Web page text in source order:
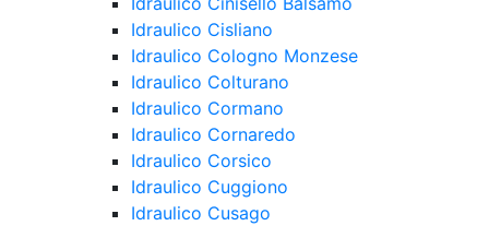
Idraulico Cisliano
Idraulico Cologno Monzese
Idraulico Colturano
Idraulico Cormano
Idraulico Cornaredo
Idraulico Corsico
Idraulico Cuggiono
Idraulico Cusago